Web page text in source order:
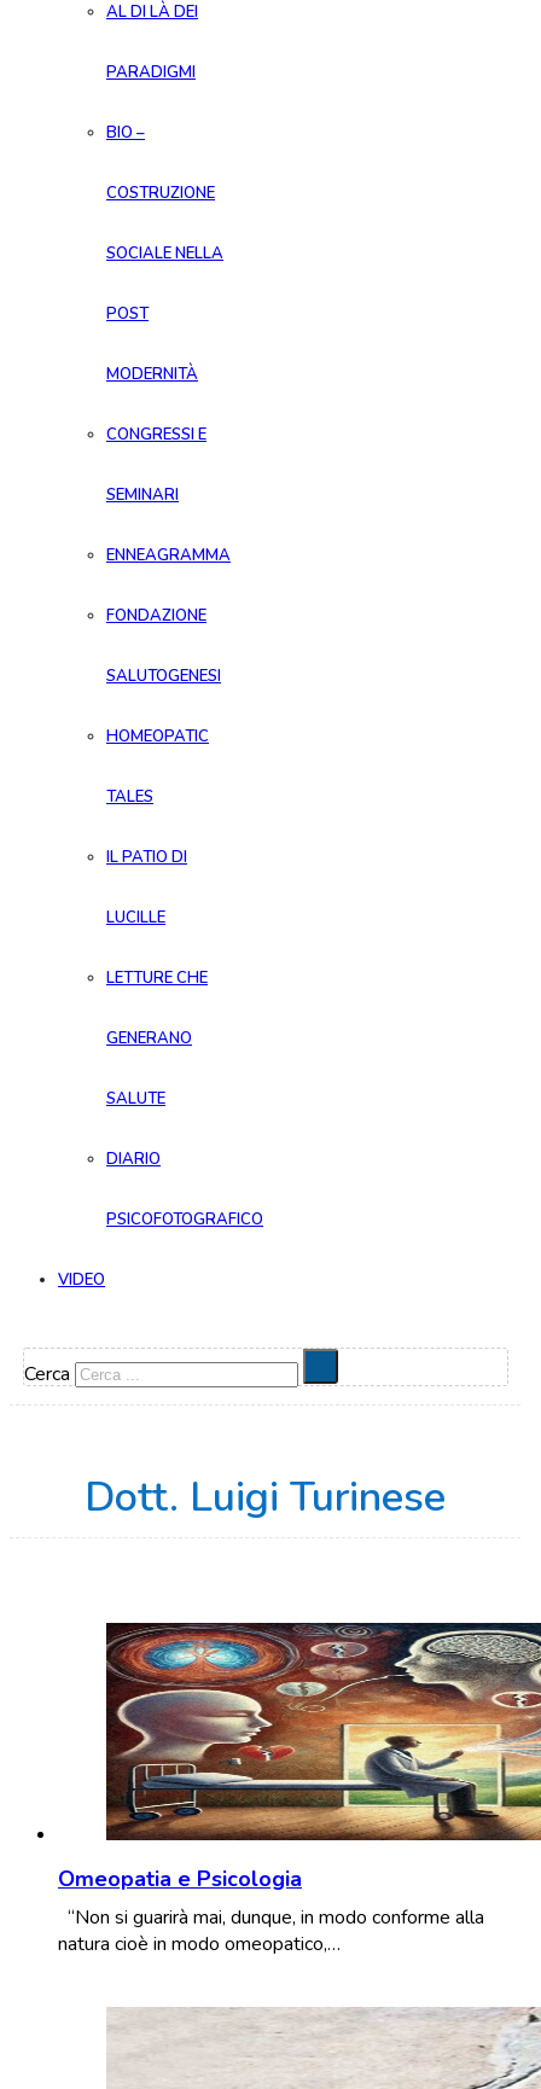
AL DI LÀ DEI
PARADIGMI
BIO –
COSTRUZIONE
SOCIALE NELLA
POST
MODERNITÀ
CONGRESSI E
SEMINARI
ENNEAGRAMMA
FONDAZIONE
SALUTOGENESI
HOMEOPATIC
TALES
IL PATIO DI
LUCILLE
LETTURE CHE
GENERANO
SALUTE
DIARIO
PSICOFOTOGRAFICO
VIDEO
Cerca
Dott. Luigi Turinese
Omeopatia e Psicologia
“Non si guarirà mai, dunque, in modo conforme alla
natura cioè in modo omeopatico,…